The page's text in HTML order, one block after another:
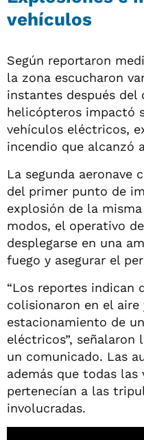
vehículos
Según reportaron
la zona escucharon
instantes después del
helicópteros impactó
vehículos eléctricos,
incendio que alcanzó
La segunda aeronave
del primer punto de
explosión de la
modos, el operativo
desplegarse en una
fuego y asegurar el
“Los reportes indican
colisionaron en el
estacionamiento de
eléctricos”, señalaron
un comunicado. Las
además que todas
pertenecían a las
involucradas.